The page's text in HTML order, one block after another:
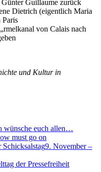
Günter Guillaume zurück
Dietrich (eigentlich Maria
Paris
von Calais nach
und Kultur in
wünsche euch allen…
must go on
9. November –
der Pressefreiheit